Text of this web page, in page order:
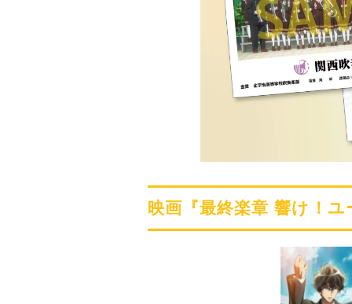
映画『最終楽章 響け！